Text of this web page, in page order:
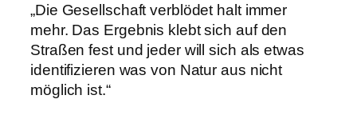
„Die Gesellschaft verblödet halt immer
mehr. Das Ergebnis klebt sich auf den
Straßen fest und jeder will sich als etwas
identifizieren was von Natur aus nicht
möglich ist.“